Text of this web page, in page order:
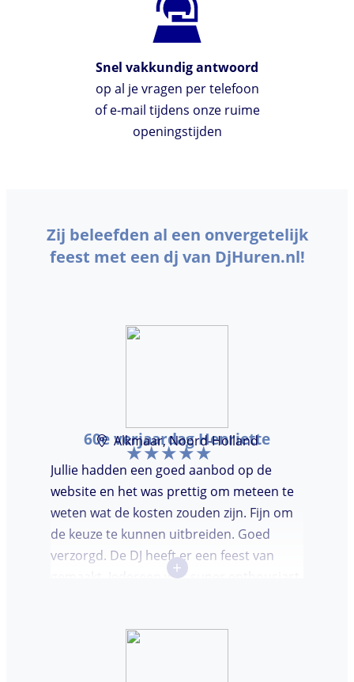
Snel vakkundig antwoord
op al je vragen per telefoon
of e-mail tijdens onze ruime
openingstijden
Zij beleefden al een onvergetelijk
feest met een dj van DjHuren.nl!
60e verjaardag Henriette
Alkmaar, Noord-Holland
Jullie hadden een goed aanbod op de
website en het was prettig om meteen te
weten wat de kosten zouden zijn. Fijn om
de keuze te kunnen uitbreiden. Goed
verzorgd. De DJ heeft er een feest van
gemaakt. Iedereen was super enthousiast,
over de DJ. Bij deze Marcel, top gedaan en
+